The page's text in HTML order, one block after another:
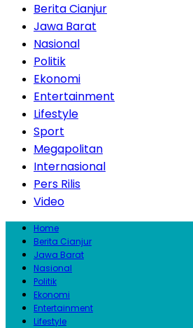
Berita Cianjur
Jawa Barat
Nasional
Politik
Ekonomi
Entertainment
Lifestyle
Sport
Megapolitan
Internasional
Pers Rilis
Video
Home
Berita Cianjur
Jawa Barat
Nasional
Politik
Ekonomi
Entertainment
Lifestyle